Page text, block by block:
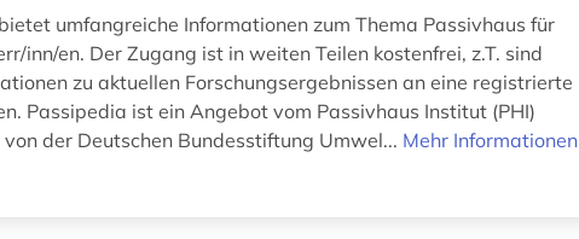
umfangreiche Informationen zum Thema Passivhaus für
inn/en. Der Zugang ist in weiten Teilen kostenfrei, z.T. sind
zu aktuellen Forschungsergebnissen an eine registrierte
Passipedia ist ein Angebot vom Passivhaus Institut (PHI)
der Deutschen Bundesstiftung Umwel... Mehr Informationen